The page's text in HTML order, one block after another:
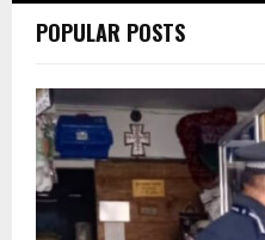
POPULAR POSTS